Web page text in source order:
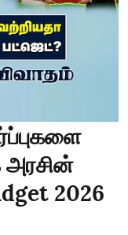
அரசின்
2026